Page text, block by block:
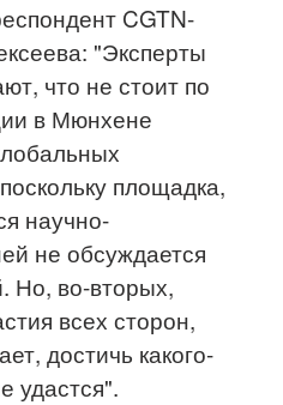
CGTN-
"Эксперты
что не стоит по
в Мюнхене
площадка,
научно-
не обсуждается
Но, во-вторых,
всех сторон,
достичь какого-
удастся".